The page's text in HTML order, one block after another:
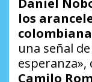
Daniel
los
una señal
esperanza»,
Camilo